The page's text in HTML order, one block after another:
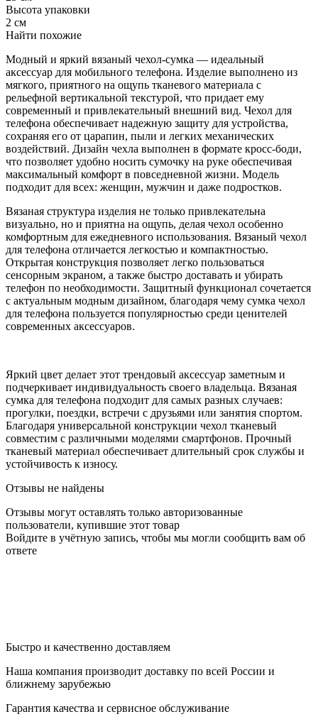
Высота упаковки
2 см
Найти похожие
Модный и яркий вязаный чехол-сумка — идеальный
аксессуар для мобильного телефона. Изделие выполнено из
мягкого, приятного на ощупь тканевого материала с
рельефной вертикальной текстурой, что придает ему
современный и привлекательный внешний вид. Чехол для
телефона обеспечивает надежную защиту для устройства,
сохраняя его от царапин, пыли и легких механических
воздействий. Дизайн чехла выполнен в формате кросс-боди,
что позволяет удобно носить сумочку на руке обеспечивая
максимальный комфорт в повседневной жизни. Модель
подходит для всех: женщин, мужчин и даже подростков.
Вязаная структура изделия не только привлекательна
визуально, но и приятна на ощупь, делая чехол особенно
комфортным для ежедневного использования. Вязаный чехол
для телефона отличается легкостью и компактностью.
Открытая конструкция позволяет легко пользоваться
сенсорным экраном, а также быстро доставать и убирать
телефон по необходимости. Защитный функционал сочетается
с актуальным модным дизайном, благодаря чему сумка чехол
для телефона пользуется популярностью среди ценителей
современных аксессуаров.
Яркий цвет делает этот трендовый аксессуар заметным и
подчеркивает индивидуальность своего владельца. Вязаная
сумка для телефона подходит для самых разных случаев:
прогулки, поездки, встречи с друзьями или занятия спортом.
Благодаря универсальной конструкции чехол тканевый
совместим с различными моделями смартфонов. Прочный
тканевый материал обеспечивает длительный срок службы и
устойчивость к износу.
Отзывы не найдены
Отзывы могут оставлять только авторизованные
пользователи, купившие этот товар
Войдите в учётную запись, чтобы мы могли сообщить вам об
ответе
Быстро и качественно доставляем
Наша компания производит доставку по всей России и
ближнему зарубежью
Гарантия качества и сервисное обслуживание